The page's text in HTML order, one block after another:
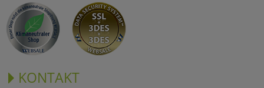
KONTAKT